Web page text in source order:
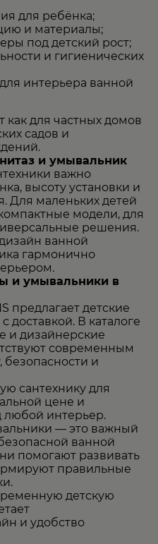
для ребёнка;
и материалы;
под детский рост;
и гигиенических
интерьера ванной
как для частных домов
садов и
и умывальник
важно
высоту установки и
Для маленьких детей
модели, для
решения.
ванной
гармонично
и умывальники в
предлагает детские
доставкой. В каталоге
и дизайнерские
современным
безопасности и
сантехнику для
цене и
любой интерьер.
— это важный
ванной
помогают развивать
правильные
детскую
и удобство